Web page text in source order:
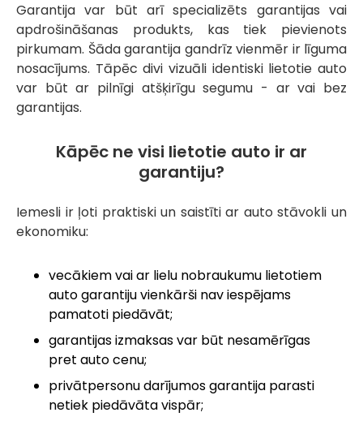
Garantija var būt arī specializēts garantijas vai
apdrošināšanas produkts, kas tiek pievienots
pirkumam. Šāda garantija gandrīz vienmēr ir līguma
nosacījums. Tāpēc divi vizuāli identiski lietotie auto
var būt ar pilnīgi atšķirīgu segumu - ar vai bez
garantijas.
Kāpēc ne visi lietotie auto ir ar
garantiju?
Iemesli ir ļoti praktiski un saistīti ar auto stāvokli un
ekonomiku:
vecākiem vai ar lielu nobraukumu lietotiem
auto garantiju vienkārši nav iespējams
pamatoti piedāvāt;
garantijas izmaksas var būt nesamērīgas
pret auto cenu;
privātpersonu darījumos garantija parasti
netiek piedāvāta vispār;